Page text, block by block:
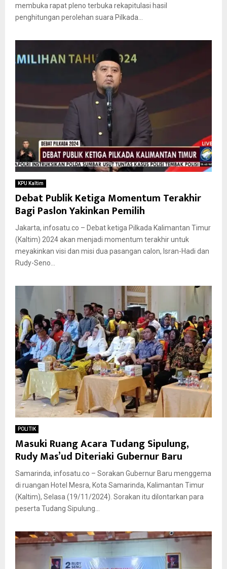
membuka rapat pleno terbuka rekapitulasi hasil
penghitungan perolehan suara Pilkada...
KPU Kaltim
Debat Publik Ketiga Momentum Terakhir
Bagi Paslon Yakinkan Pemilih
Jakarta, infosatu.co – Debat ketiga Pilkada Kalimantan Timur
(Kaltim) 2024 akan menjadi momentum terakhir untuk
meyakinkan visi dan misi dua pasangan calon, Isran-Hadi dan
Rudy-Seno...
POLITIK
Masuki Ruang Acara Tudang Sipulung,
Rudy Mas’ud Diteriaki Gubernur Baru
Samarinda, infosatu.co – Sorakan Gubernur Baru menggema
di ruangan Hotel Mesra, Kota Samarinda, Kalimantan Timur
(Kaltim), Selasa (19/11/2024). Sorakan itu dilontarkan para
peserta Tudang Sipulung...